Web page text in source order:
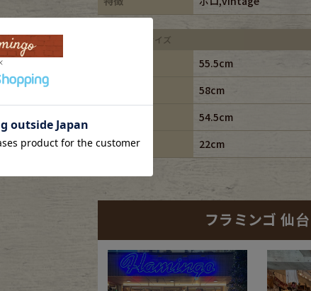
平置き実寸サイズ
55.5cm
58cm
54.5cm
袖丈
22cm
フラミンゴ 仙台